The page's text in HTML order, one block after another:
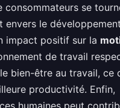
consommateurs se
envers le développement
impact positif sur la
de travail
bien-être au travail, ce
productivité. Enfin,
humaines peut